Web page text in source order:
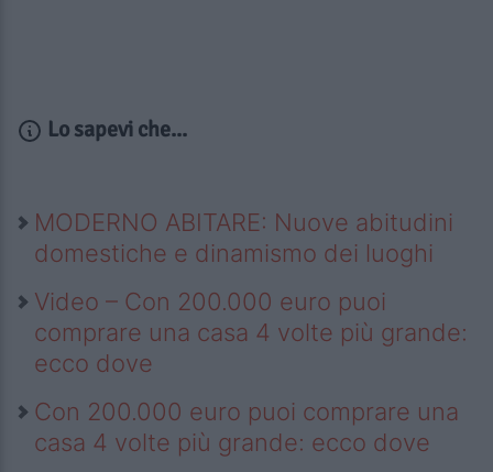
Lo sapevi che...
MODERNO ABITARE: Nuove abitudini
domestiche e dinamismo dei luoghi
Video – Con 200.000 euro puoi
comprare una casa 4 volte più grande:
ecco dove
Con 200.000 euro puoi comprare una
casa 4 volte più grande: ecco dove